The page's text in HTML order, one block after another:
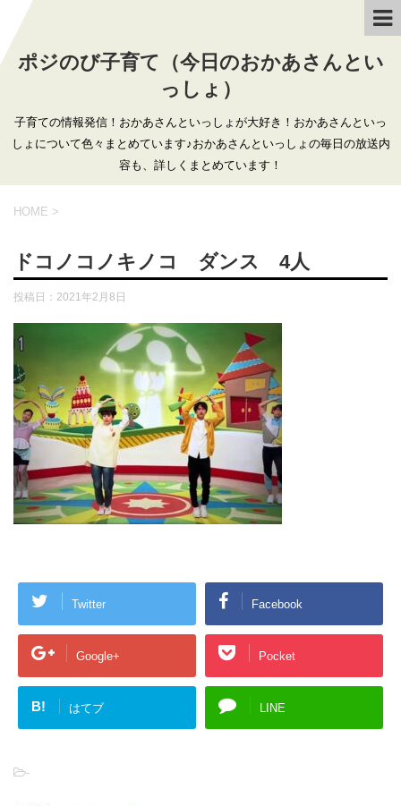
ポジのび子育て（今日のおかあさんとい
っしょ）
子育ての情報発信！おかあさんといっしょが大好き！おかあさんといっ
しょについて色々まとめています♪おかあさんといっしょの毎日の放送内
容も、詳しくまとめています！
HOME >
ドコノコノキノコ ダンス 4人
投稿日： 2021年2月8日
Twitter Facebook
Google+ Pocket
B! はてブ LINE
-